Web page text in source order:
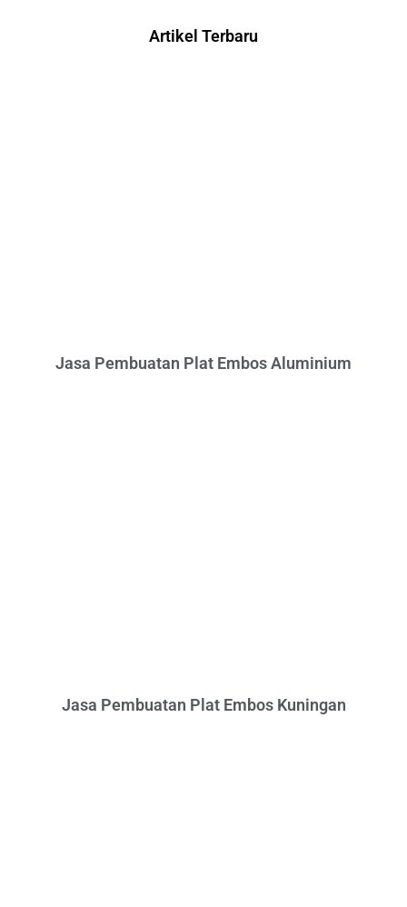
Artikel Terbaru
Jasa Pembuatan Plat Embos Aluminium
Jasa Pembuatan Plat Embos Kuningan